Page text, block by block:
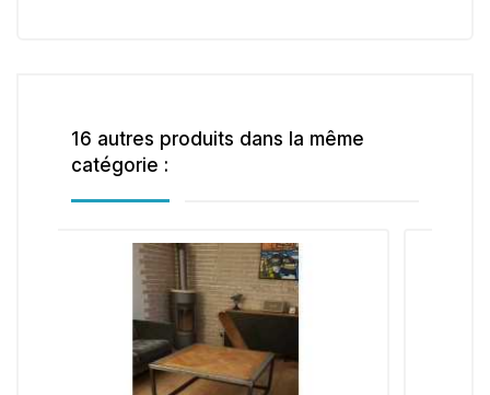
16 autres produits dans la même
catégorie :